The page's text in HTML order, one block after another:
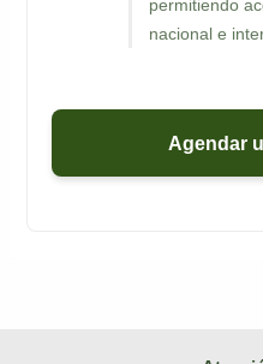
permitiendo
nacional e
Agendar